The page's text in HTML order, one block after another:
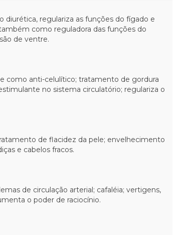
diurética, regulariza as funções do fígado e
como reguladora das funções do
de ventre.
como anti-celulítico; tratamento de gordura
no sistema circulatório; regulariza o
de flacidez da pele; envelhecimento
e cabelos fracos.
de circulação arterial; cafaléia; vertigens,
o poder de raciocínio.